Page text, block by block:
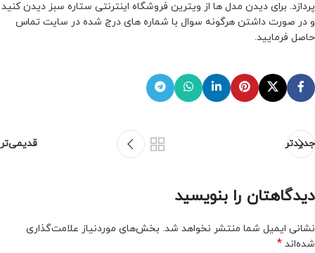
پردازد. برای دیدن مدل ها از ویترین فروشگاه اینترنتی ستاره سبز دیدن کنید
و در صورت داشتن هرگونه سوال با شماره های درج شده در سایت تماس
حاصل فرمایید.
جدیدتر قدیمی‌تر
دیدگاهتان را بنویسید
نشانی ایمیل شما منتشر نخواهد شد. بخش‌های موردنیاز علامت‌گذاری
شده‌اند *